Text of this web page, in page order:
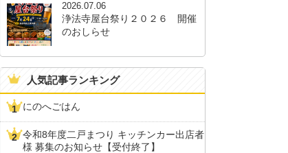
2026.07.06
浄法寺屋台祭り２０２６ 開催
のおしらせ
人気記事ランキング
にのへごはん
令和8年度二戸まつり キッチンカー出店者
様 募集のお知らせ【受付終了】